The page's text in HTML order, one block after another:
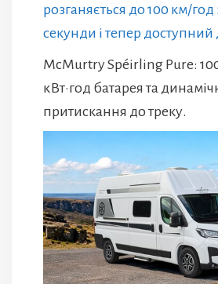
розганяється до 100 км/год
секунди і тепер
McMurtry Spéirling Pure:
кВт·год батарея та
притискання до треку.